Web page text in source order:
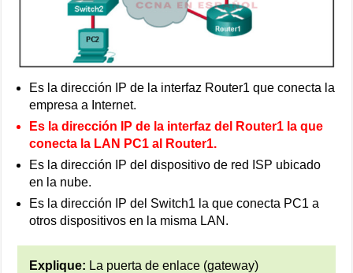
Es la dirección IP de la interfaz Router1 que conecta la
empresa a Internet.
Es la dirección IP de la interfaz del Router1 la que
conecta la LAN PC1 al Router1.
Es la dirección IP del dispositivo de red ISP ubicado
en la nube.
Es la dirección IP del Switch1 la que conecta PC1 a
otros dispositivos en la misma LAN.
Explique: La puerta de enlace (gateway)